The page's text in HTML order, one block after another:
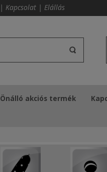
| Kapcsolat | Elállás
Önálló akciós termék